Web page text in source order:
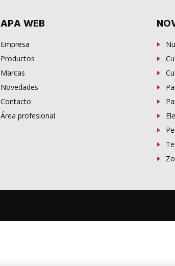
WEB
Empresa
Productos
Marcas
Novedades
Contacto
Área profesional